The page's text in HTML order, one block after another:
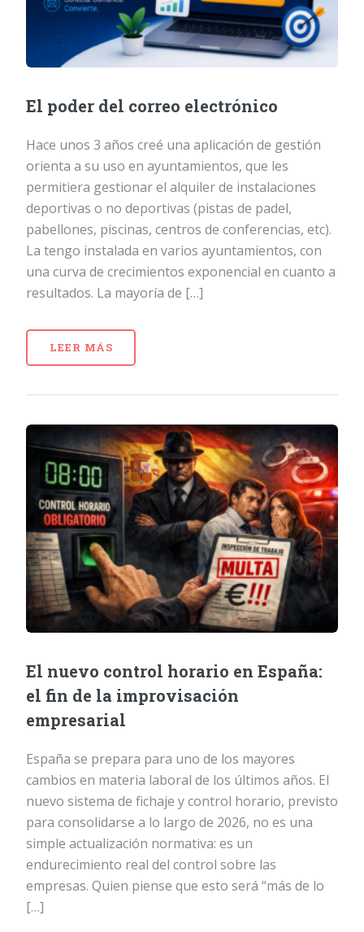
El poder del correo electrónico
Hace unos 3 años creé una aplicación de gestión
orienta a su uso en ayuntamientos, que les
permitiera gestionar el alquiler de instalaciones
deportivas o no deportivas (pistas de padel,
pabellones, piscinas, centros de conferencias, etc).
La tengo instalada en varios ayuntamientos, con
una curva de crecimientos exponencial en cuanto a
resultados. La mayoría de […]
LEER MÁS
El nuevo control horario en España:
el fin de la improvisación
empresarial
España se prepara para uno de los mayores
cambios en materia laboral de los últimos años. El
nuevo sistema de fichaje y control horario, previsto
para consolidarse a lo largo de 2026, no es una
simple actualización normativa: es un
endurecimiento real del control sobre las
empresas. Quien piense que esto será “más de lo
[…]